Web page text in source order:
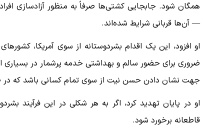
همگان شود. جابجایی کشتی‌ها صرفاً به منظور آزادسازی
— آن‌ها قربانی شرایط شده‌اند.
او افزود، این یک اقدام بشردوستانه از سوی آمریکا،
ضروری برای حضور سالم و بهداشتی خدمه پرشمار در بسیاری
جهت نشان دادن حسن نیت از سوی تمام کسانی باشد که در
او در پایان تهدید کرد، اگر به هر شکلی در این فرآیند
قاطعانه برخورد شود.